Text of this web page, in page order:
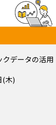
クデータの活用
(木)